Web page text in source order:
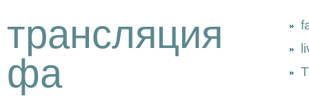
трансляция
фа